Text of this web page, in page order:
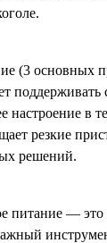
(3 основных
настроение в
резкие
решений.
питание — это